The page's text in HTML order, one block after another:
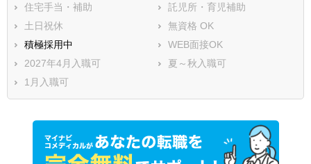
住宅手当・補助
託児所・育児補助
土日祝休
無資格 OK
積極採用中
WEB面接OK
2027年4月入職可
夏～秋入職可
1月入職可